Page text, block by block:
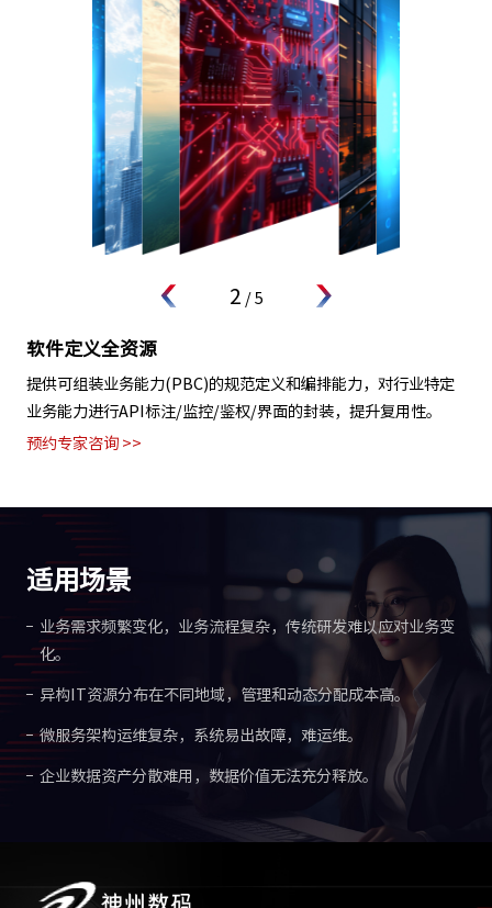
3 / 5
智能运维提升协同效率
整合自动化运维能力， AIOps可观性能力，通过多集群监测运维
数据的集中存储汇聚，实现全局的智能可视化运维监控，提升效
率。
适用场景
业务需求频繁变化，业务流程复杂，传统研发难以应对业务变
异构IT资源分布在不同地域，管理和动态分配成本高。
微服务架构运维复杂，系统易出故障，难运维。